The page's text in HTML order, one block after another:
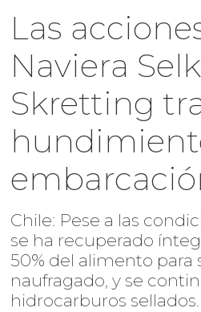
Las
Naviera
Skretting
Chile: Pese a las
se ha recuperado
50% del alimento para
naufragado, y se
hidrocarburos sellados.